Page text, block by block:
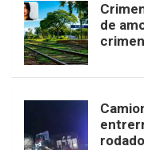
de
rodado